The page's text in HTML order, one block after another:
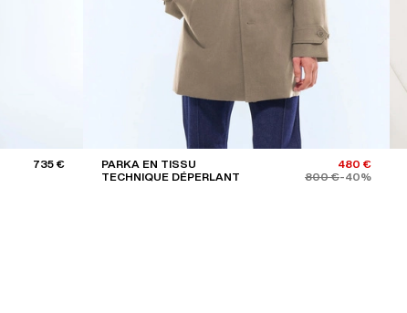
735 €
PARKA EN TISSU
TECHNIQUE DÉPERLANT
480 €
800 €-40%